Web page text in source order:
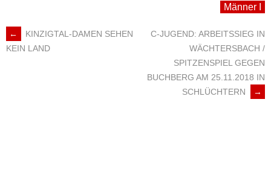
Männer I
ARTIKEL-
←
KINZIGTAL-DAMEN SEHEN
KEIN LAND
C-JUGEND: ARBEITSSIEG IN
WÄCHTERSBACH /
SPITZENSPIEL GEGEN
BUCHBERG AM 25.11.2018 IN
SCHLÜCHTERN
→